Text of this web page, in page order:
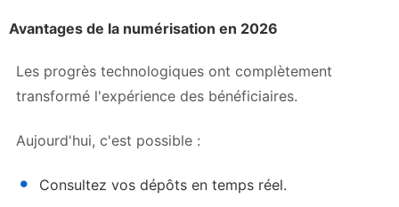
Avantages de la numérisation en 2026
Les progrès technologiques ont complètement
transformé l'expérience des bénéficiaires.
Aujourd'hui, c'est possible :
Consultez vos dépôts en temps réel.